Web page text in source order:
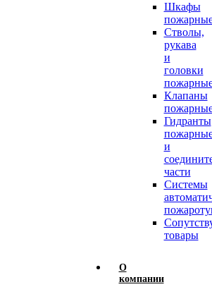
Шкафы
Стволы,
рукава
и
головки
Клапаны
Гидранты
и
части
Системы
товары
О
компании